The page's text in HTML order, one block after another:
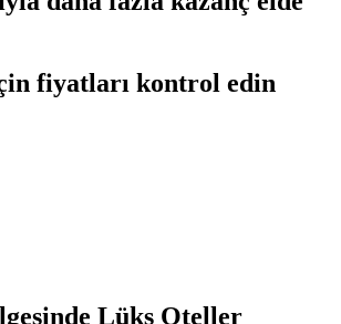
fiyatları kontrol edin
Lüks Oteller